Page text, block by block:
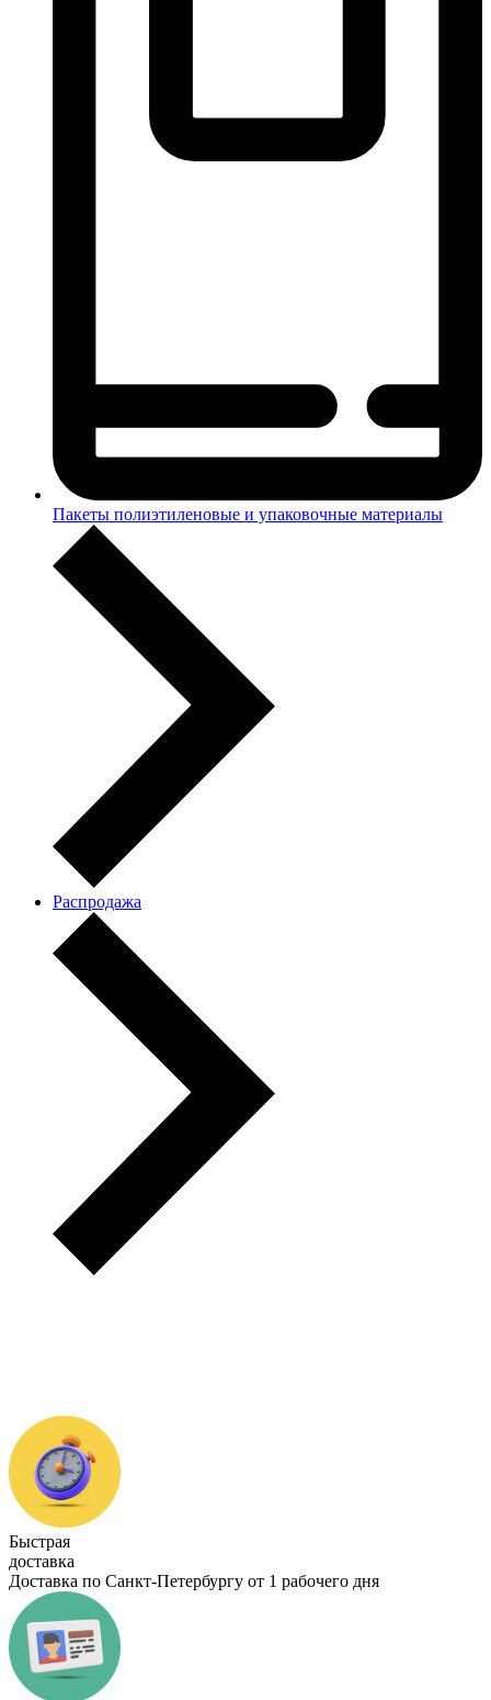
Пакеты полиэтиленовые и упаковочные материалы
Распродажа
Быстрая
доставка
Доставка по Санкт-Петербургу от 1 рабочего дня